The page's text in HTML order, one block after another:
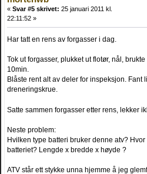
« Svar #5 skrivet: 25 januari 2011 kl.
22:11:52 »
Har tatt en rens av forgasser i dag.
Tok ut forgasser, plukket ut flotør, nål,
10min.
Blåste rent alt av deler for inspeksjon. Fant
dreneringskrue.
Satte sammen forgasser etter rens, lekker
Neste problem:
Hvilken type batteri bruker denne atv?
batteriet? Lengde x bredde x høyde ?
ATV står ett stykke unna hjemme å jeg